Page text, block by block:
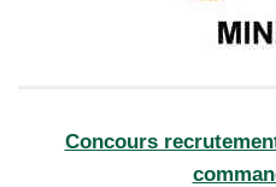
Concours